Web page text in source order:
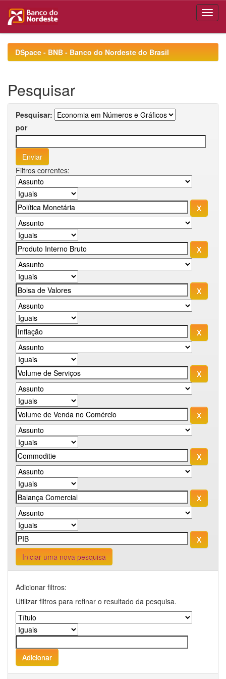
navigationDSpace - BNB - Banco do Nordeste do Brasil
Pesquisar
Pesquisar:
por
Filtros correntes:
Iniciar uma nova pesquisa
Adicionar filtros:
Utilizar filtros para refinar o resultado da pesquisa.